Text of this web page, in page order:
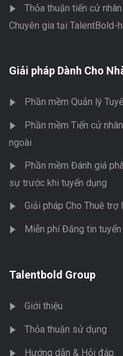
Thỏa thuận tiến cử
Chuyên gia tại TalentBold-
Giải pháp Dành Cho
Phần mềm Quản lý
Phần mềm Tiến cử
ngoài
Phần mềm Đánh giá
sự trước khi tuyển dụng
Giải pháp Cho Thuê trợ
Miễn phí Đăng tin tuyển
Talentbold Group
Giới thiệu
Thỏa thuận sử dụng
Hướng dẫn & Hỏi đáp